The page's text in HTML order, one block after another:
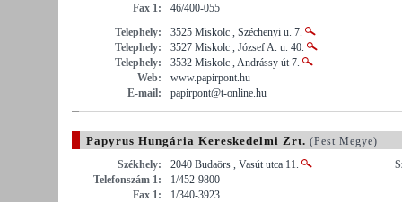
Fax 1:
46/400-055
Telephely:
3525 Miskolc , Széchenyi u. 7.
Telephely:
3527 Miskolc , József A. u. 40.
Telephely:
3532 Miskolc , Andrássy út 7.
Web:
www.papirpont.hu
E-mail:
papirpont@t-online.hu
Papyrus Hungária Kereskedelmi Zrt. (Pest Megye)
Székhely:
2040 Budaörs , Vasút utca 11.
Telefonszám 1:
1/452-9800
Fax 1:
1/340-3923